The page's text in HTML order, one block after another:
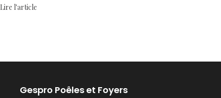
Lire l'article
Gespro Poêles et Foyers